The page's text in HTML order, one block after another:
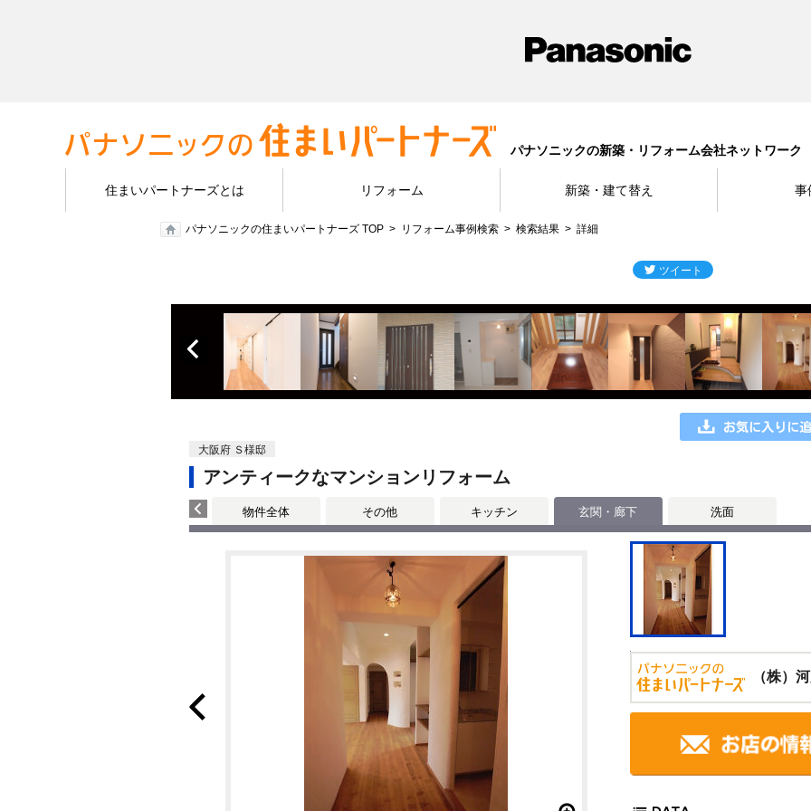
パナソニックの新築・リフォーム会社ネットワーク
住まいパートナーズとは リフォーム 新築・建て替え 事
パナソニックの住まいパートナーズ TOP リフォーム事例検索 検索結果 詳細
大阪府 Ｓ様邸
アンティークなマンションリフォーム
物件全体 その他 キッチン 玄関・廊下 洗面
（株）